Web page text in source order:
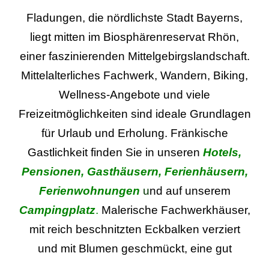
Fladungen, die nördlichste Stadt Bayerns,
liegt mitten im Biosphärenreservat Rhön,
einer faszinierenden Mittelgebirgslandschaft.
Mittelalterliches Fachwerk, Wandern, Biking,
Wellness-Angebote und viele
Freizeitmöglichkeiten sind ideale Grundlagen
für Urlaub und Erholung. Fränkische
Gastlichkeit finden Sie in unseren Hotels,
Pensionen, Gasthäusern, Ferienhäusern,
Ferienwohnungen und auf unserem
Campingplatz. Malerische Fachwerkhäuser,
mit reich beschnitzten Eckbalken verziert
und mit Blumen geschmückt, eine gut